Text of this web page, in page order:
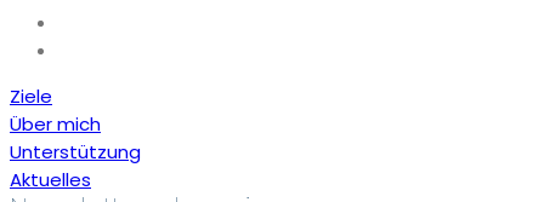
Ziele
Über mich
Unterstützung
Aktuelles